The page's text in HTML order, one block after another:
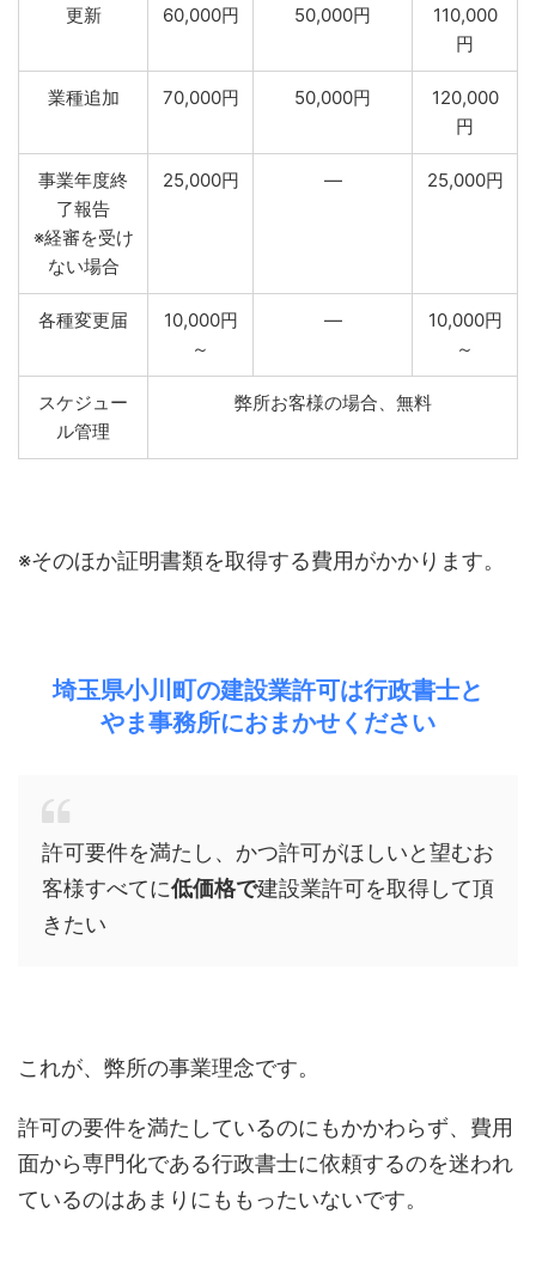
更新 60,000円 50,000円
110,000
円
業種追加 70,000円 50,000円
120,000
円
事業年度終
了報告
※経審を受け
ない場合
25,000円 ― 25,000円
各種変更届
10,000円
～
―
10,000円
～
スケジュー
ル管理
弊所お客様の場合、無料
※そのほか証明書類を取得する費用がかかります。
埼玉県小川町の建設業許可は行政書士と
やま事務所におまかせください
許可要件を満たし、かつ許可がほしいと望むお
客様すべてに低価格で建設業許可を取得して頂
きたい
これが、弊所の事業理念です。
許可の要件を満たしているのにもかかわらず、費用
面から専門化である行政書士に依頼するのを迷われ
ているのはあまりにももったいないです。